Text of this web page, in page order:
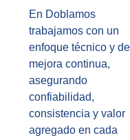
En Doblamos
trabajamos con un
enfoque técnico y de
mejora continua,
asegurando
confiabilidad,
consistencia y valor
agregado en cada